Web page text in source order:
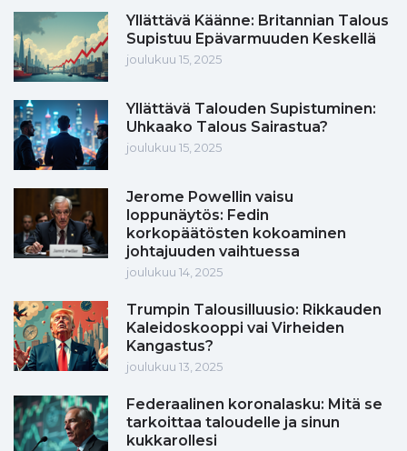
Yllättävä Käänne: Britannian Talous
Supistuu Epävarmuuden Keskellä
joulukuu 15, 2025
Yllättävä Talouden Supistuminen:
Uhkaako Talous Sairastua?
joulukuu 15, 2025
Jerome Powellin vaisu
loppunäytös: Fedin
korkopäätösten kokoaminen
johtajuuden vaihtuessa
joulukuu 14, 2025
Trumpin Talousilluusio: Rikkauden
Kaleidoskooppi vai Virheiden
Kangastus?
joulukuu 13, 2025
Federaalinen koronalasku: Mitä se
tarkoittaa taloudelle ja sinun
kukkarollesi